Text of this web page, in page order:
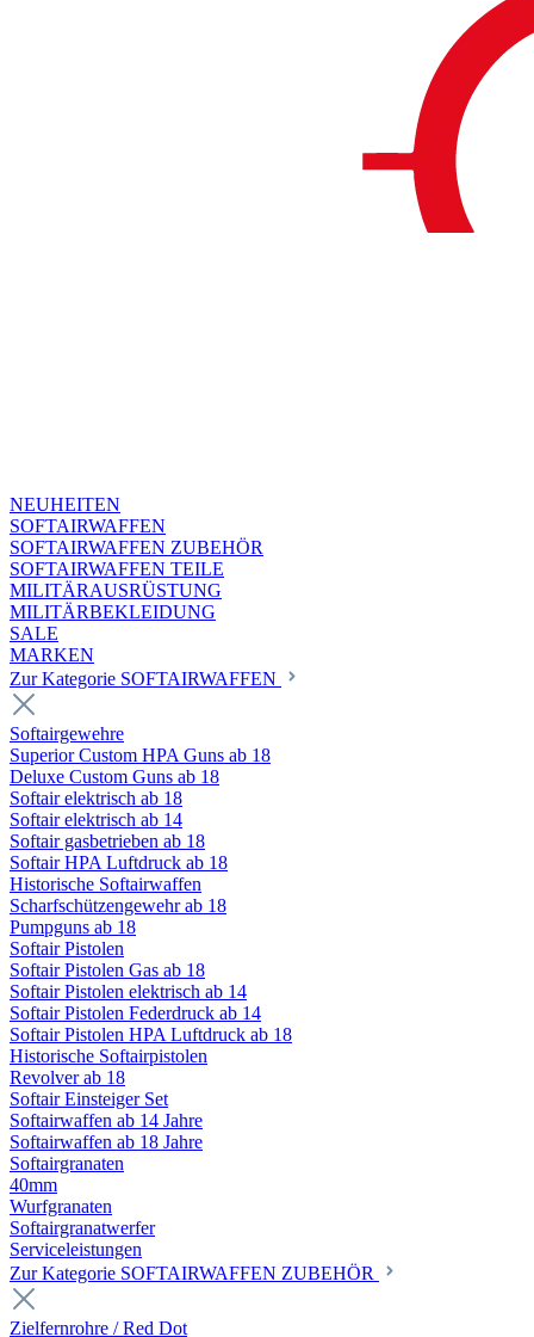
NEUHEITEN
SOFTAIRWAFFEN
SOFTAIRWAFFEN ZUBEHÖR
SOFTAIRWAFFEN TEILE
MILITÄRAUSRÜSTUNG
MILITÄRBEKLEIDUNG
SALE
MARKEN
Zur Kategorie SOFTAIRWAFFEN
Softairgewehre
Superior Custom HPA Guns ab 18
Deluxe Custom Guns ab 18
Softair elektrisch ab 18
Softair elektrisch ab 14
Softair gasbetrieben ab 18
Softair HPA Luftdruck ab 18
Historische Softairwaffen
Scharfschützengewehr ab 18
Pumpguns ab 18
Softair Pistolen
Softair Pistolen Gas ab 18
Softair Pistolen elektrisch ab 14
Softair Pistolen Federdruck ab 14
Softair Pistolen HPA Luftdruck ab 18
Historische Softairpistolen
Revolver ab 18
Softair Einsteiger Set
Softairwaffen ab 14 Jahre
Softairwaffen ab 18 Jahre
Softairgranaten
40mm
Wurfgranaten
Softairgranatwerfer
Serviceleistungen
Zur Kategorie SOFTAIRWAFFEN ZUBEHÖR
Zielfernrohre / Red Dot